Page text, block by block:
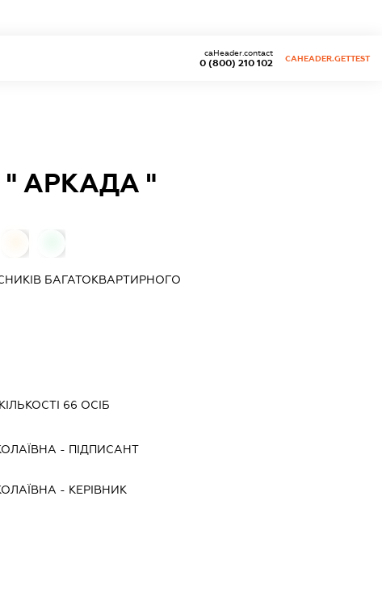
0 (800) 210 102
caHeader.contact
CAHEADER.GETTEST
АРКАДА "
БАГАТОКВАРТИРНОГО
66 ОСІБ
- ПІДПИСАНТ
- КЕРІВНИК